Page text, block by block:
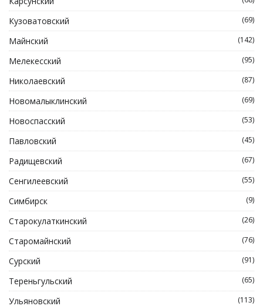
Кузоватовский (69)
Майнский (142)
Мелекесский (95)
Николаевский (87)
Новомалыклинский (69)
Новоспасский (53)
Павловский (45)
Радищевский (67)
Сенгилеевский (55)
Симбирск (9)
Старокулаткинский (26)
Старомайнский (76)
Сурский (91)
Тереньгульский (65)
Ульяновский (113)